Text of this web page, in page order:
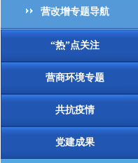
营改增专题导航
“热”点关注
营商环境专题
共抗疫情
党建成果